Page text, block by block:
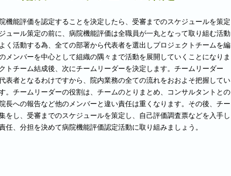
機能評価を認定することを決定したら、受審までのスケジュールを策定
ュール策定の前に、病院機能評価は全職員が一丸となって取り組む活動
く活動する為、全ての部署から代表者を選出しプロジェクトチームを編
メンバーを中心として組織の隅々まで活動を展開していくことになりま
トチーム結成後、次にチームリーダーを決定します。チームリーダー
表者となるわけですから、院内業務の全ての流れをおおよそ把握してい
。チームリーダーの役割は、チームのとりまとめ、コンサルタントとの
長への報告など他のメンバーと違い責任は重くなります。その後、チー
をし、受審までのスケジュールを策定し、自己評価調査票などを入手し
任、分担を決めて病院機能評価認定活動に取り組みましょう。